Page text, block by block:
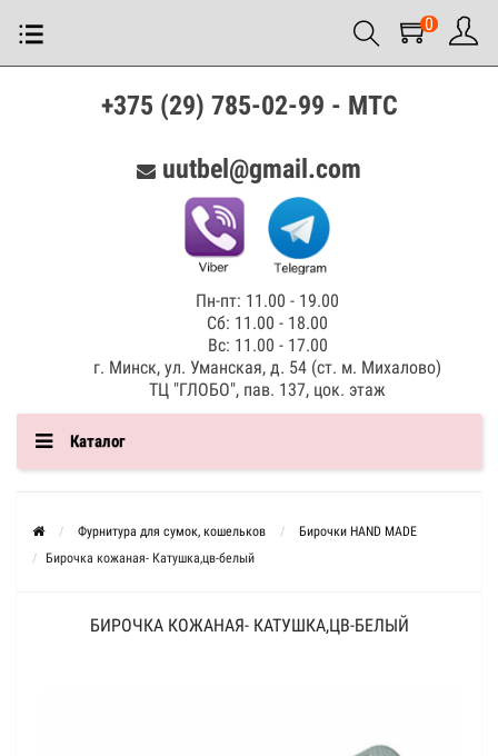
0
+375 (29) 785-02-99 - МТС
uutbel@gmail.com
Пн-пт: 11.00 - 19.00
Сб: 11.00 - 18.00
Вс: 11.00 - 17.00
г. Минск, ул. Уманская, д. 54 (ст. м. Михалово)
ТЦ "ГЛОБО", пав. 137, цок. этаж
Каталог
Фурнитура для сумок, кошельков
Бирочки HAND MADE
Бирочка кожаная- Катушка,цв-белый
БИРОЧКА КОЖАНАЯ- КАТУШКА,ЦВ-БЕЛЫЙ